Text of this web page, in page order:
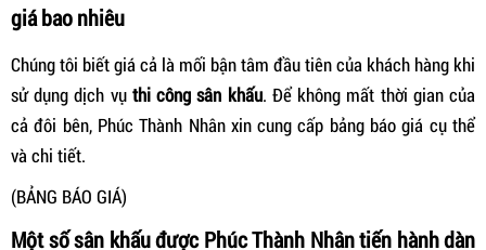
giá bao nhiêu
Chúng tôi biết giá cả là mối bận tâm đầu tiên của khách hàng khi
sử dụng dịch vụ thi công sân khấu. Để không mất thời gian của
cả đôi bên, Phúc Thành Nhân xin cung cấp bảng báo giá cụ thể
và chi tiết.
(BẢNG BÁO GIÁ)
Một số sân khấu được Phúc Thành Nhân tiến hành dàn